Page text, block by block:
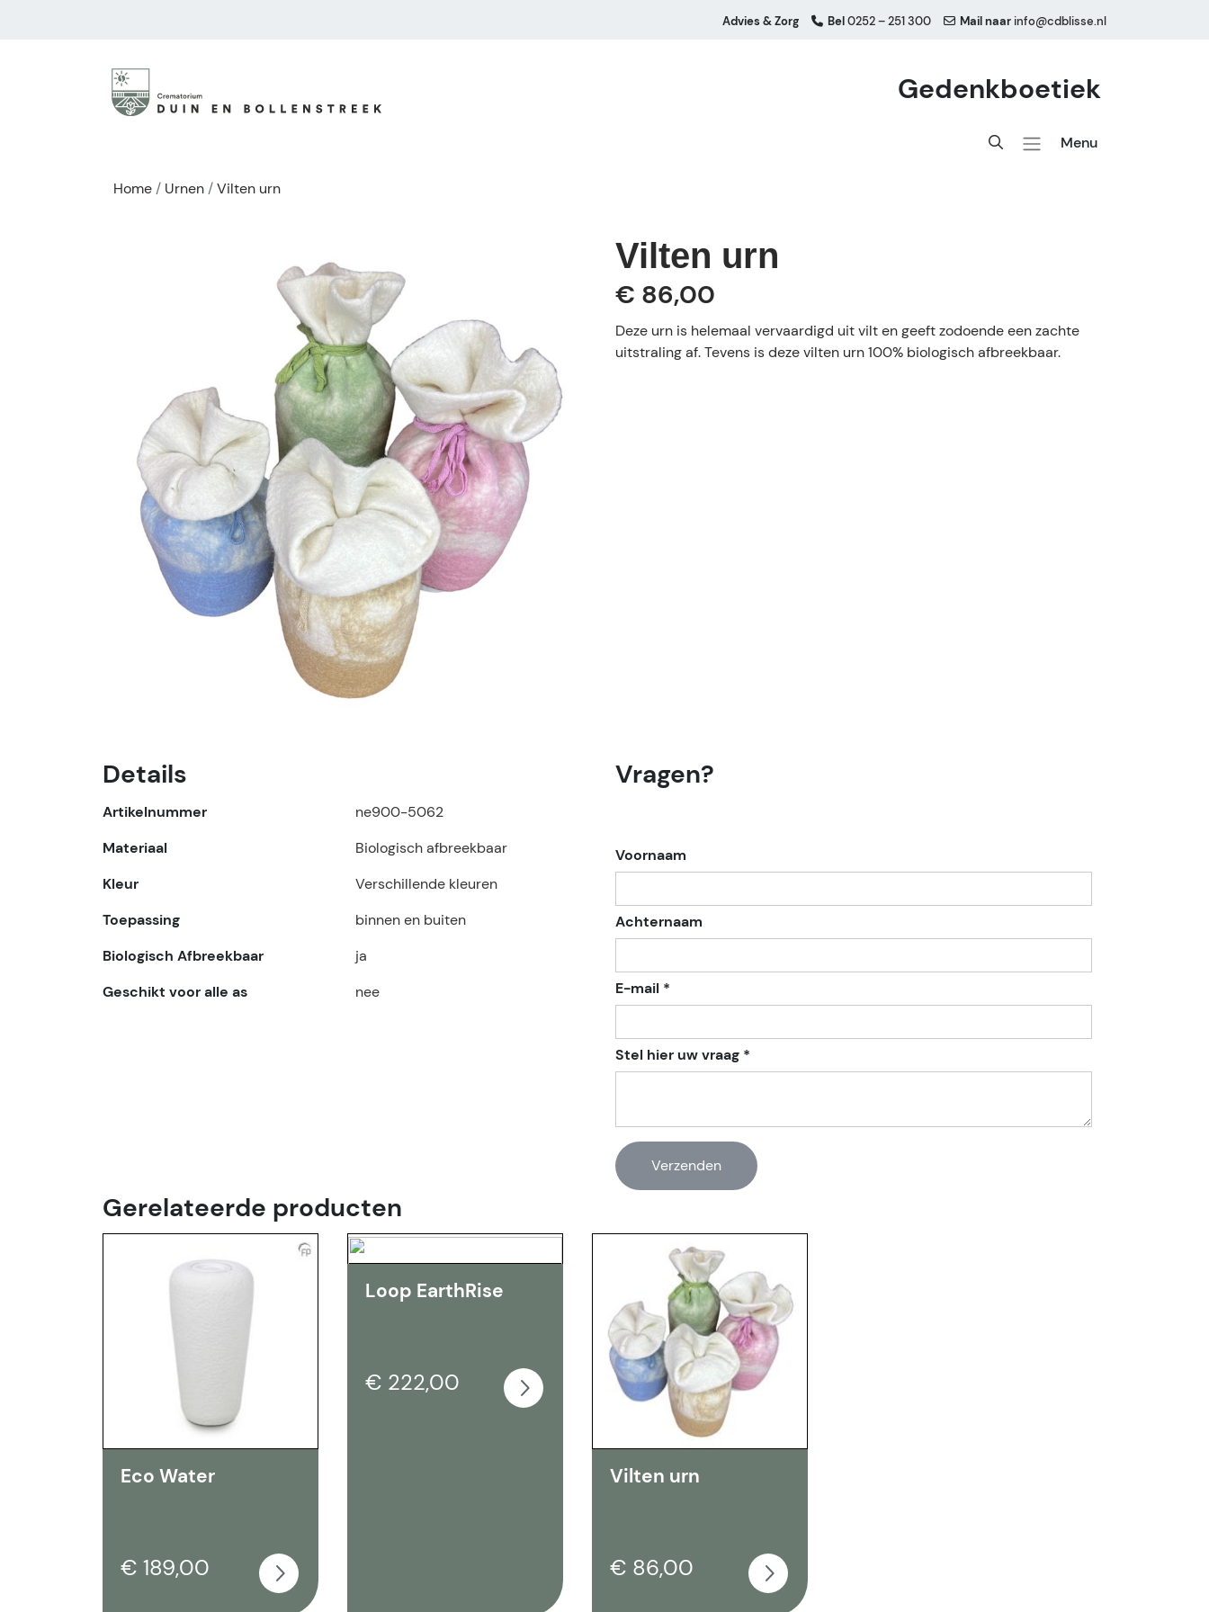
Advies & Zorg Bel0252 – 251 300 Mail naar info@cdblisse.nl
Gedenkboetiek
Menu
Home Urnen Vilten urn
Vilten urn
€ 86,00
Deze urn is helemaal vervaardigd uit vilt en geeft zodoende een zachte
uitstraling af. Tevens is deze vilten urn 100% biologisch afbreekbaar.
Details
Artikelnummer
ne900-5062
Materiaal
Biologisch afbreekbaar
Kleur
Verschillende kleuren
Toepassing
binnen en buiten
Biologisch Afbreekbaar
ja
Geschikt voor alle as
nee
Vragen?
Voornaam
Achternaam
E-mail *
Stel hier uw vraag *
Gerelateerde producten
Eco Water
€ 189,00
Loop EarthRise
€ 222,00
Vilten urn
€ 86,00